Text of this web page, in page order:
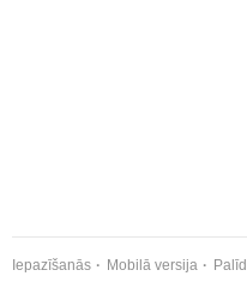
Iepazīšanās Mobilā versija